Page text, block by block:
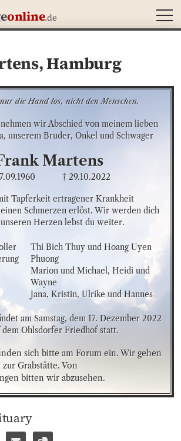
online.de
Hamburg
die Hand los, nicht den Menschen.
wir Abschied von meinem lieben
unserem Bruder, Onkel und Schwager
Martens
† 29.10.2022
Tapferkeit ertragener Krankheit
Schmerzen erlöst. Wir werden dich
Herzen lebst du weiter.
Thi Bich Thuy und Hoang Uyen
Phuong
Marion und Michael, Heidi und
Wayne
Jana, Kristin, Ulrike und Hannes
am Samstag, dem 17. Dezember 2022
dem Ohlsdorfer Friedhof statt.
sich bitte am Forum ein. Wir gehen
Grabstätte. Von
bitten wir abzusehen.